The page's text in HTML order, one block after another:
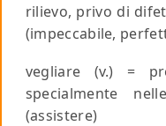
rilievo, privo di
(impeccabile,
vegliare (v.) =
specialmente
(assistere)